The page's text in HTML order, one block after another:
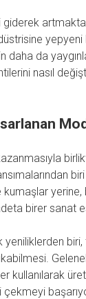
yepyeni
daha da
nasıl
birer sanat
biri,
çekmeyi